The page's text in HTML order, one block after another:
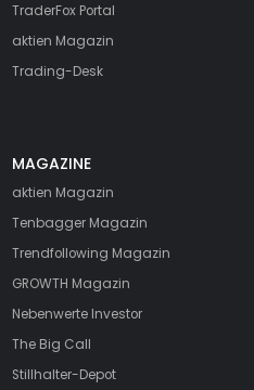
TraderFox Portal
aktien Magazin
Trading-Desk
MAGAZINE
aktien Magazin
Tenbagger Magazin
Trendfollowing Magazin
GROWTH Magazin
Nebenwerte Investor
The Big Call
Stillhalter-Depot